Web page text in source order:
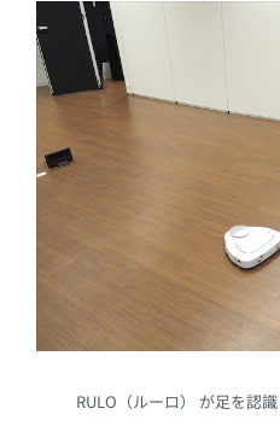
RULO（ルーロ） が足を認